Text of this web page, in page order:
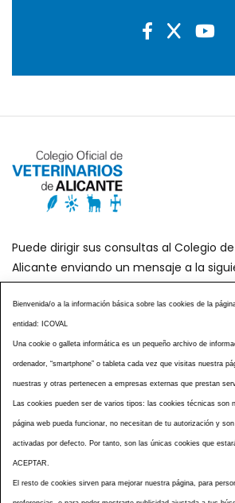
Puede dirigir sus consultas al Colegio
Alicante enviando un mensaje a la
secretaria@icoval.org
¿SABÍAS QUÉ?
TABLÓN
CURSOS Y EVENTOS
TÉRMINOS Y
ESPECIAL COVID 19
HISTORIA DE LA PROFESIÓN VETERINARIA
NOTICIAS
ACCESIBILIDAD
AVISO LEGAL
POLÍTICA
Bienvenida/o a la información básica sobre las cookies de la
entidad: ICOVAL
Una cookie o galleta informática es un pequeño archivo de
ordenador, “smartphone” o tableta cada vez que visitas nuestra
nuestras y otras pertenecen a empresas externas que prestan
Las cookies pueden ser de varios tipos: las cookies técnicas son
página web pueda funcionar, no necesitan de tu autorización y
activadas por defecto. Por tanto, son las únicas cookies que
ACEPTAR.
El resto de cookies sirven para mejorar nuestra página, para